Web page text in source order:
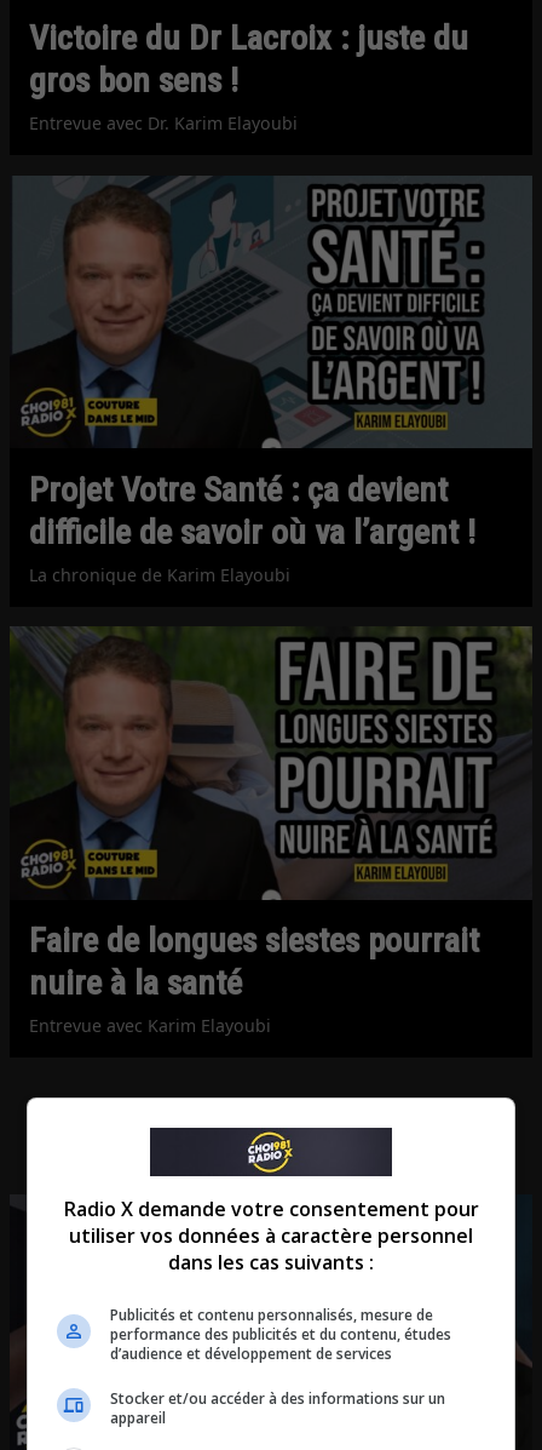
Victoire du Dr Lacroix : juste du
gros bon sens !
Entrevue avec Dr. Karim Elayoubi
Projet Votre Santé : ça devient
difficile de savoir où va l’argent !
La chronique de Karim Elayoubi
Faire de longues siestes pourrait
nuire à la santé
Entrevue avec Karim Elayoubi
Radio X demande votre consentement pour
utiliser vos données à caractère personnel
dans les cas suivants :
Publicités et contenu personnalisés, mesure de
performance des publicités et du contenu, études
d’audience et développement de services
Stocker et/ou accéder à des informations sur un
appareil